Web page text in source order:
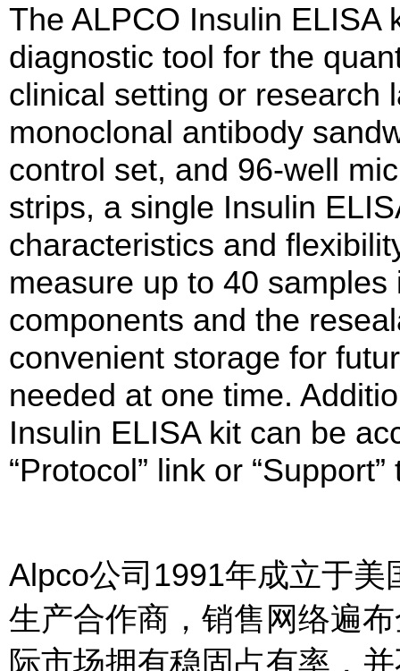
The ALPCO Insulin ELISA
diagnostic tool for the
clinical setting or research
monoclonal antibody
control set, and 96-well
strips, a single Insulin
characteristics and
measure up to 40
components and the
convenient storage for
needed at one time.
Insulin ELISA kit can be
“Protocol” link or
Alpco公司1991年成立于
生产合作商，销售网络遍
际市场拥有稳固占有率，